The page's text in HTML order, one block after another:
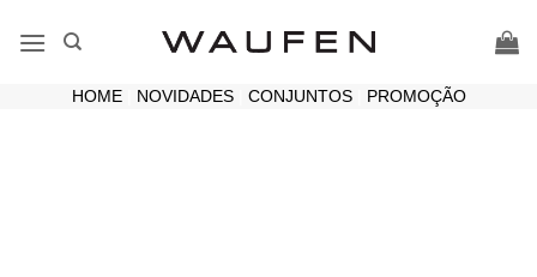
HOME| NOVIDADES| CONJUNTOS| PROMOÇÃO